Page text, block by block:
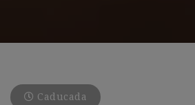
Caducada